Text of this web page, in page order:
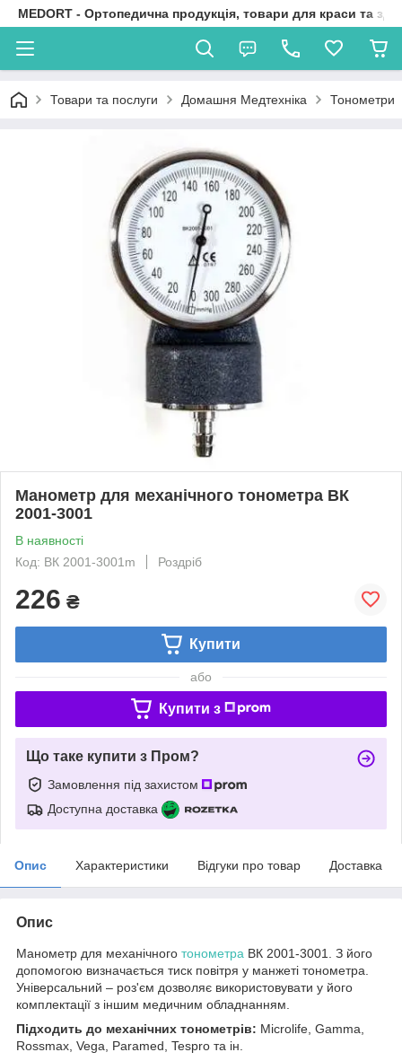
MEDORT - Ортопедична продукція, товари для краси та
Товари та послуги Домашня Медтехніка Тонометри
Манометр для механічного тонометра ВК
2001-3001
В наявності
Код: ВК 2001-3001m
Роздріб
226 ₴
Купити
або
Купити з
Що таке купити з Пром?
Замовлення під захистом
Доступна доставка
Опис Характеристики Відгуки про товар Доставка
Опис
Манометр для механічного тонометра ВК 2001-3001. З його
допомогою визначається тиск повітря у манжеті тонометра.
Універсальний – роз'єм дозволяє використовувати у його
комплектації з іншим медичним обладнанням.
Підходить до механічних тонометрів: Microlife, Gamma,
Rossmax, Vega, Paramed, Tespro та ін.